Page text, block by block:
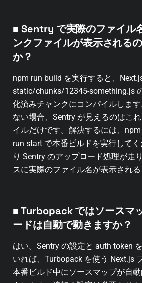
■ Sentry で実際のファイル
ンクファイルが表示される
か？
npm run build を実行すると、
static/chunks/12345-something.js
化済みチャンクにコンパイルしま
ない場合、Sentry が見えるのはこ
イルだけです。解決するには、
run start で本番ビルドを実行して
り Sentry のアップロード処理が走
スに実際のファイル名が表示される
■ Turbopack ではソースマ
ードは自動で動きますか？
はい。Sentry の設定と auth token
いれば、Turbopack を使う Next.js
本番ビルド中にソースマップが自